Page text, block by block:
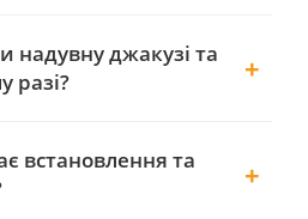
надувну джакузі та
разі?
встановлення та